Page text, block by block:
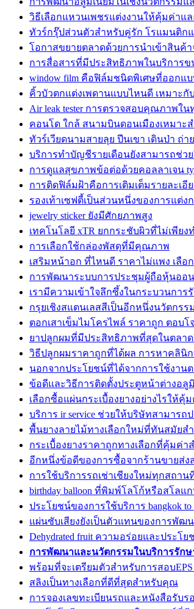
วิธีเลือกแหวนเพชรแต่งงานให้คุ้มค่าแล
ทัวร์กรุ๊ปส่วนตัวสำหรับคู่รัก โรแมนติก
โอกาสขยายตลาดด้วยการนำเข้าสินค้
การสื่อสารที่มีประสิทธิภาพในบริการข
window film คือฟิล์มชนิดพิเศษที่ออกแ
คิ้วบัวตกแต่งเพดานแบบไหนดี เหมาะ
Air leak tester การตรวจสอบคุณภาพใ
คอนโด ใกล้ สนามบินดอนเมืองเหมาะ
ทัวร์เวียดนามสายลุย ปีนเขา เดินป่า ถ่
บริการทำบัญชีรายเดือนยังสามารถช่ว
การดูแลสุขภาพข้อต่อด้วยคอลลาเจน
การติดฟิล์มฝ้าคือการเติมเต็มรายละเอี
รองเท้าเซฟตี้เป็นส่วนหนึ่งของการแต่ง
jewelry sticker ยังมีศักยภาพสูง
เทคโนโลยี xTR ยกกระชับผิวที่ไม่เพีย
การเลือกใช้กล่องพัสดุที่มีคุณภาพ
เสริมหน้าอก ที่ไหนดี ราคาไม่แพง เลื
การพัฒนาระบบการประชุมผู้ถือหุ้นออ
เรามีความเข้าใจลึกซึ้งในกระบวนการ
กรุยเชิงสแตนเลสสีเป็นอีกหนึ่งนวัตกร
ตอกเสาเข็มไมโครไพล์ ราคาถูก ตอบ
ยาปลูกผมที่มีประสิทธิภาพที่สุดในตลา
วิธีปลูกผมราคาถูกที่ได้ผล การหาคลิ
นอกจากประโยชน์ที่ได้จากการใช้งาน
ข้อดีและวิธีการติดตั้งประตูหน้าต่างอลู
เลือกซื้อแผ่นกระเบื้องยางอย่างไรให้คุ้
บริการ ir service ช่วยให้บริษัทสามารถ
พื้นยางลายไม้ทางเลือกใหม่ที่ทันสมัยส
กระเบื้องยางราคาถูกทางเลือกที่คุ้มค่
อีกหนึ่งข้อดีของการซื้อจากร้านขายส่ง
การใช้บริการรถเช่าเชียงใหม่ทุกสถาน
birthday balloon ที่พิมพ์โลโก้หรือสโลแ
ประโยชน์ของการใช้บริการ bangkok to
แผ่นซับเสียงยังเป็นตัวแทนของการพัฒ
Dehydrated fruit ความอร่อยและประ
การพัฒนาและนวัตกรรมในบริการรัก
พร้อมที่จะเตรียมตัวสำหรับการสอบ
สลิงเป็นทางเลือกที่ดีที่สุดสำหรับคุณ
การจองเลขทะเบียนรถและหนังสือรับร